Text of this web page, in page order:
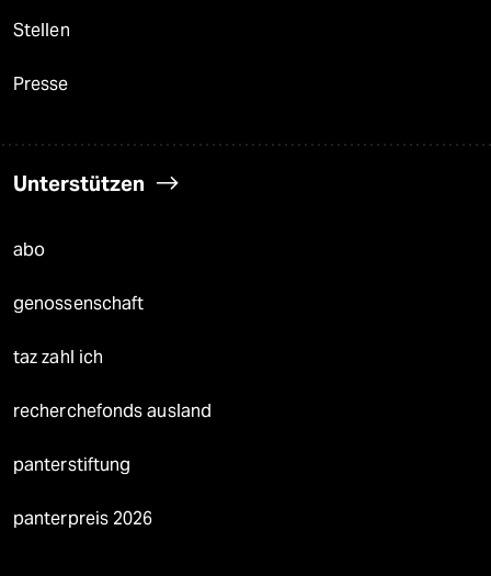
Stellen
Presse
Unterstützen
abo
genossenschaft
taz zahl ich
recherchefonds ausland
panterstiftung
panterpreis 2026